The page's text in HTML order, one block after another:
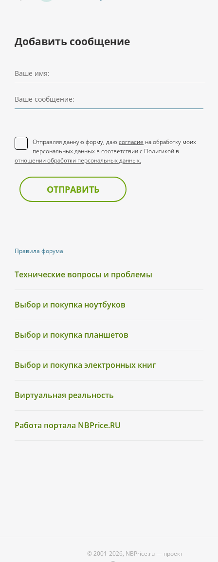
Правила форума
Технические вопросы и проблемы
Выбор и покупка ноутбуков
Выбор и покупка планшетов
Выбор и покупка электронных книг
Виртуальная реальность
Работа портала NBPrice.RU
Добавить сообщение
Ваше имя:
Ваше сообщение:
Отправляя данную форму, даю согласие на обработку моих
персональных данных в соответствии с Политикой в
отношении обработки персональных данных.
ОТПРАВИТЬ
© 2001-2026, NBPrice.ru — проект